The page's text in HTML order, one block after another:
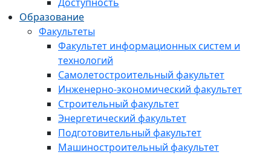
Образование
Факультеты
Факультет информационных систем и
технологий
Самолетостроительный факультет
Инженерно-экономический факультет
Строительный факультет
Энергетический факультет
Подготовительный факультет
Машиностроительный факультет